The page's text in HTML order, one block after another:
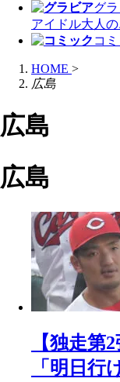
グ
アイドル大人
コ
HOME >
広島
広島
広島
【独走第
「明日行